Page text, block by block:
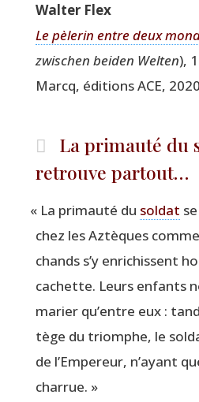
Wal­ter Flex
Le pèle­rin entre deux
zwi­schen bei­den Wel­ten),
Marcq, édi­tions ACE, 2020
La primauté du
retrouve partout…
« La pri­mau­té du sol­dat
chez les Aztèques
chands s’y enri­chissent
cachette. Leurs enfants
marier qu’entre eux :
tège du triomphe, le
de l’Em­pe­reur, n’ayant
charrue. »